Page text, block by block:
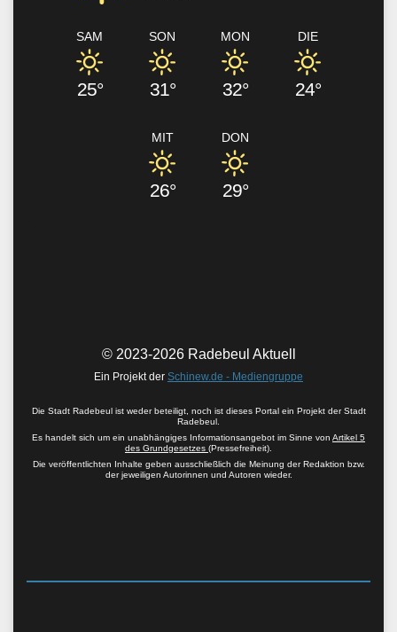
SAM
25°
SON
31°
MON
32°
DIE
24°
MIT
26°
DON
29°
© 2023-2026 Radebeul Aktuell
Ein Projekt der Schinew.de - Mediengruppe
Die Stadt Radebeul ist weder beteiligt, noch ist dieses Portal ein Projekt der Stadt
Radebeul.
Es handelt sich um ein unabhängiges Informationsangebot im Sinne von Artikel 5
des Grundgesetzes (Pressefreiheit).
Die veröffentlichten Inhalte geben ausschließlich die Meinung der Redaktion bzw.
der jeweiligen Autorinnen und Autoren wieder.